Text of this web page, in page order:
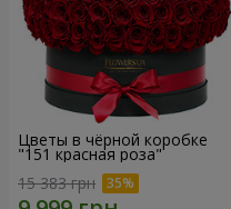
Цветы в чёрной коробке
"151 красная роза"
15 383 грн